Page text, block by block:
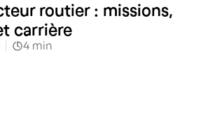
routier : missions,
carrière
4 min